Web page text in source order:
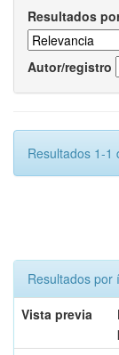
Resultados
Autor/registro
Resultados 1-1
Resultados por
Vista previa